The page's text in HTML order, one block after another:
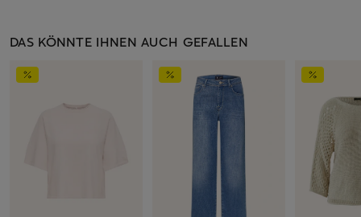
DAS KÖNNTE IHNEN AUCH GEFALLEN